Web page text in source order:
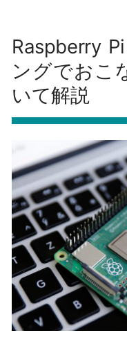
Raspberry
ングでおこ
いて解説